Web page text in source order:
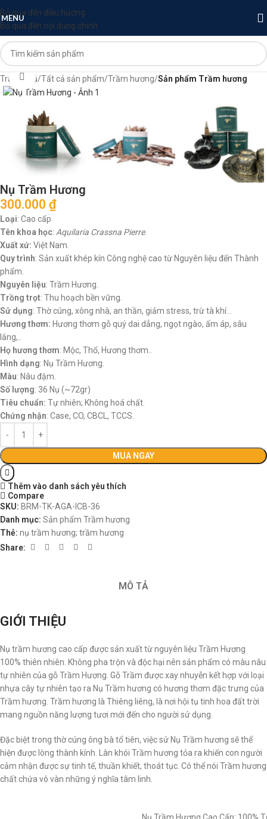
Bỏ qua đến điều hướng
Bỏ qua đến nội dung chính
MENU
Trang chủ Tất cả sản phẩm Trầm hương Sản phẩm Trầm hương
Nhấp để phóng to
Nụ Trầm Hương
300.000 ₫
Loại: Cao cấp
Tên khoa học: Aquilaria Crassna Pierre.
Xuất xứ: Việt Nam.
Quy trình: Sản xuất khép kín Công nghệ cao từ Nguyên liệu đến Thành
phẩm.
Nguyên liệu: Trầm Hương.
Trồng trọt: Thu hoạch bền vững.
Sử dụng: Thờ cúng, xông nhà, an thần, giảm stress, trừ tà khí…
Hương thơm: Hương thơm gỗ quý dai dẳng, ngọt ngào, ấm áp, sâu
lắng,..
Họ hương thơm: Mộc, Thổ, Hương thơm..
Hình dạng: Nụ Trầm Hương.
Màu: Nâu đậm.
Số lượng: 36 Nụ (~72gr)
Tiêu chuẩn: Tự nhiên; Không hoá chất.
Chứng nhận: Case, CO, CBCL, TCCS.
MUA NGAY
Thêm vào danh sách yêu thích
Compare
SKU: BRM-TK-AGA-ICB-36
Danh mục: Sản phẩm Trầm hương
Thẻ: nụ trầm hương; trầm hương
Share:
MÔ TẢ
GIỚI THIỆU
Nụ trầm hương cao cấp được sản xuất từ nguyên liệu Trầm Hương
100% thiên nhiên. Không pha trộn và độc hại nên sản phẩm có màu nâu
tự nhiên của gỗ Trầm Hương. Gỗ Trầm được xay nhuyễn kết hợp với loại
nhựa cây tự nhiên tạo ra Nụ Trầm hương có hương thơm đặc trưng của
Trầm hương. Trầm hương là Thiêng liêng, là nơi hội tụ tinh hoa đất trời
mang nguồn năng lượng tươi mới đến cho người sử dụng.
Đặc biệt trong thờ cúng ông bà tổ tiên, việc sử Nụ Trầm hương sẽ thể
hiện được lòng thành kính. Làn khói Trầm hương tỏa ra khiến con người
cảm nhận được sự tinh tế, thuần khiết, thoát tục. Có thể nói Trầm hương
chất chứa vô vàn những ý nghĩa tâm linh.